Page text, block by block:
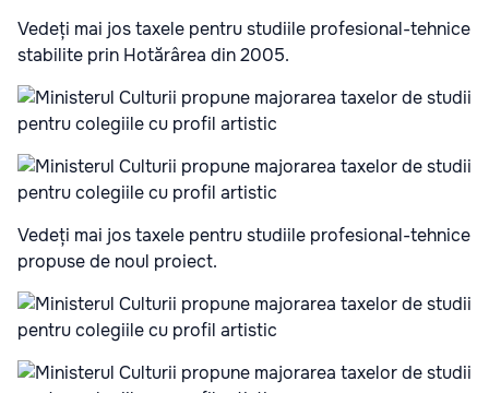
Vedeți mai jos taxele pentru studiile profesional-tehnice
stabilite prin Hotărârea din 2005.
Vedeți mai jos taxele pentru studiile profesional-tehnice
propuse de noul proiect.